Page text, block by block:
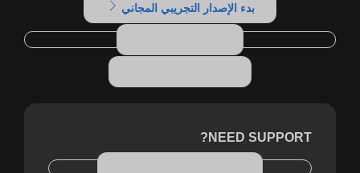
بدء الإصدار التجريبي المجاني
NEED SUPPORT?